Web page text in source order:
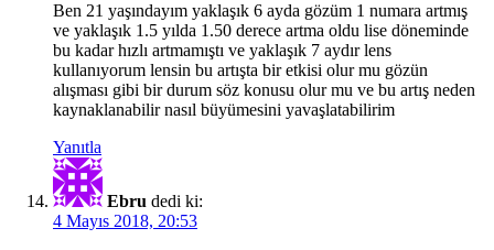
Ben 21 yaşındayım yaklaşık 6 ayda gözüm 1 numara artmış
ve yaklaşık 1.5 yılda 1.50 derece artma oldu lise döneminde
bu kadar hızlı artmamıştı ve yaklaşık 7 aydır lens
kullanıyorum lensin bu artışta bir etkisi olur mu gözün
alışması gibi bir durum söz konusu olur mu ve bu artış neden
kaynaklanabilir nasıl büyümesini yavaşlatabilirim
Yanıtla
Ebru dedi ki:
4 Mayıs 2018, 20:53